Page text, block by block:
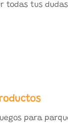
todas tus
para